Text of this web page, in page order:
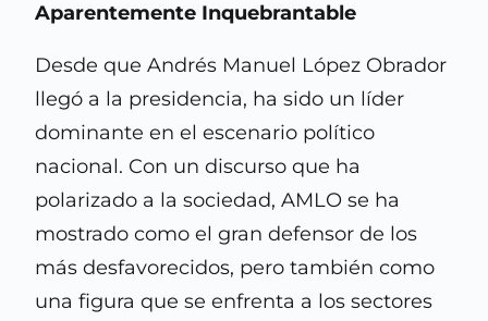
Aparentemente Inquebrantable
Desde que Andrés Manuel López Obrador
llegó a la presidencia, ha sido un líder
dominante en el escenario político
nacional. Con un discurso que ha
polarizado a la sociedad, AMLO se ha
mostrado como el gran defensor de los
más desfavorecidos, pero también como
una figura que se enfrenta a los sectores